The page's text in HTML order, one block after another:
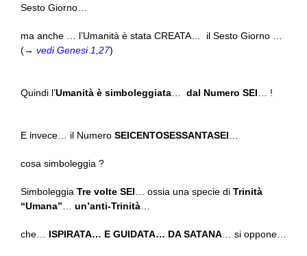
Sesto Giorno…
ma anche … l’Umanità è stata CREATA… il Sesto Giorno …
(→ vedi Genesi 1,27)
Quindi l’Umanità è simboleggiata dal Numero SEI … !
E invece… il Numero SEICENTOSESSANTASEI
cosa simboleggia ?
Simboleggia Tre volte SEI … ossia una specie di Trinità
“Umana”
un’anti-Trinità
che… ISPIRATA… E GUIDATA… DA SATANA … si oppone…